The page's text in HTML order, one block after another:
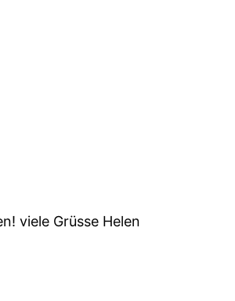
viele Grüsse Helen